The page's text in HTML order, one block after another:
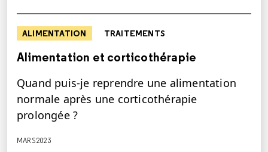
ALIMENTATION TRAITEMENTS
Alimentation et corticothérapie
Quand puis-je reprendre une alimentation
normale après une corticothérapie
prolongée ?
MARS 2023